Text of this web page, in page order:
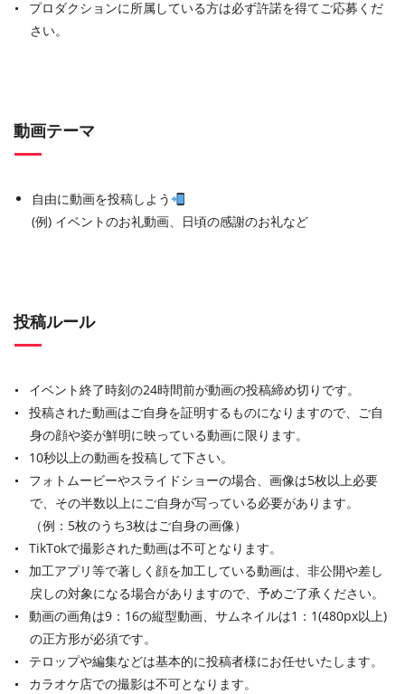
プロダクションに所属している方は必ず許諾を得てご応募くだ
さい。
動画テーマ
自由に動画を投稿しよう
(例) イベントのお礼動画、日頃の感謝のお礼など
投稿ルール
イベント終了時刻の24時間前が動画の投稿締め切りです。
投稿された動画はご自身を証明するものになりますので、ご自
身の顔や姿が鮮明に映っている動画に限ります。
10秒以上の動画を投稿して下さい。
フォトムービーやスライドショーの場合、画像は5枚以上必要
で、その半数以上にご自身が写っている必要があります。
（例：5枚のうち3枚はご自身の画像）
TikTokで撮影された動画は不可となります。
加工アプリ等で著しく顔を加工している動画は、非公開や差し
戻しの対象になる場合がありますので、予めご了承ください。
動画の画角は9：16の縦型動画、サムネイルは1：1(480px以上)
の正方形が必須です。
テロップや編集などは基本的に投稿者様にお任せいたします。
カラオケ店での撮影は不可となります。